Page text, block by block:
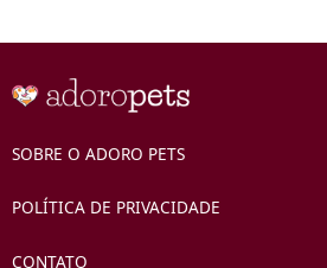
SOBRE O ADORO PETS
POLÍTICA DE PRIVACIDADE
CONTATO